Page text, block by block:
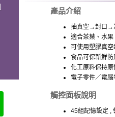
產品介紹
抽真空→封口→
適合茶葉、水
可使用塑膠真
食品可保新鮮防
化工原料保持原
電子零件／電
觸控面板說明
45組記憶設定 ,